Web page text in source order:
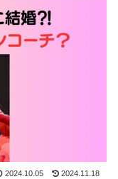
2024.10.05 2024.11.18